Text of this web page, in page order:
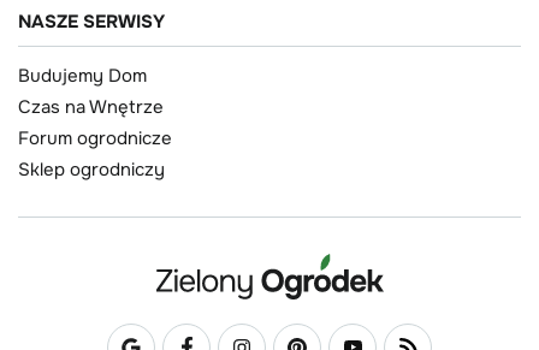
NASZE SERWISY
Budujemy Dom
Czas na Wnętrze
Forum ogrodnicze
Sklep ogrodniczy